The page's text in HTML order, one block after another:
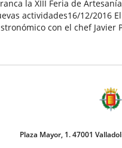
una
aplicación
la XIII Feria de
actividades16/12/2016
con el chef Javier
Plaza Mayor, 1. 47001